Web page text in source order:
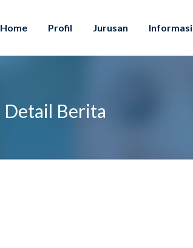
Home Profil Jurusan Informasi
Detail Berita